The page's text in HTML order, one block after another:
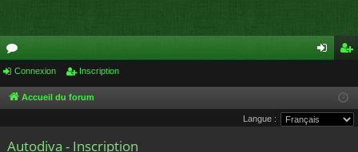
or
u
s
cri
pti
Connexion Inscription
Accueil du forum
Langue :
Autodiva - Inscription